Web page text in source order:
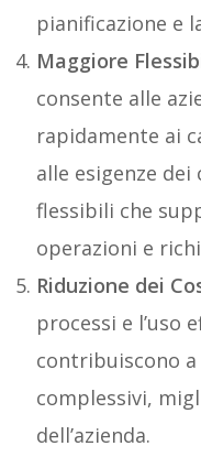
pianificazione e
Maggiore
consente alle
rapidamente ai
alle esigenze
flessibili che
operazioni e
Riduzione dei
processi e l’uso
contribuiscono
complessivi,
dell’azienda.